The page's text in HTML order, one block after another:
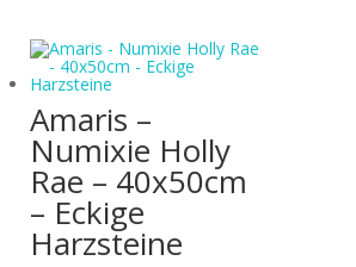
Amaris –
Numixie Holly
Rae – 40x50cm
– Eckige
Harzsteine